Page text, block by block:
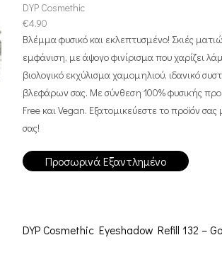
DYP Cosmethic
€4.90
Βλέμμα φυσικό και εκλεπτυσμένο! Σκιές
εμφάνιση, με άψογο φινίρισμα που χαρίζει
βιολογικό εκχύλισμα χαμομηλιού, ιδανικό
βλεφάρων σας. Με σύνθεση 100% φυσικής
Free και Vegan. Εξατομικεύεστε το προϊόν
σας!
Προσωρινά Εξαντλημένο
DYP Cosmethic Eyeshadow Refill 132 –